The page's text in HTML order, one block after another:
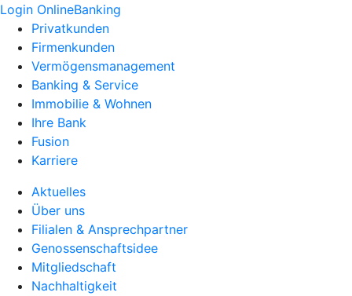
Login OnlineBanking
Privatkunden
Firmenkunden
Vermögensmanagement
Banking & Service
Immobilie & Wohnen
Ihre Bank
Fusion
Karriere
Aktuelles
Über uns
Filialen & Ansprechpartner
Genossenschaftsidee
Mitgliedschaft
Nachhaltigkeit